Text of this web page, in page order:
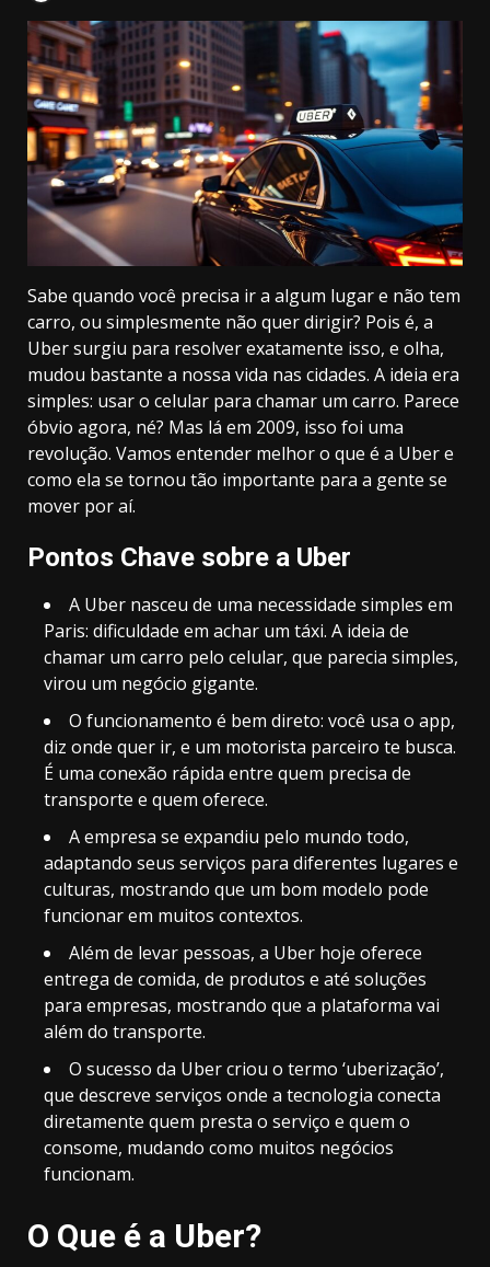
Sabe quando você precisa ir a algum lugar e não tem
carro, ou simplesmente não quer dirigir? Pois é, a
Uber surgiu para resolver exatamente isso, e olha,
mudou bastante a nossa vida nas cidades. A ideia era
simples: usar o celular para chamar um carro. Parece
óbvio agora, né? Mas lá em 2009, isso foi uma
revolução. Vamos entender melhor o que é a Uber e
como ela se tornou tão importante para a gente se
mover por aí.
Pontos Chave sobre a Uber
A Uber nasceu de uma necessidade simples em
Paris: dificuldade em achar um táxi. A ideia de
chamar um carro pelo celular, que parecia simples,
virou um negócio gigante.
O funcionamento é bem direto: você usa o app,
diz onde quer ir, e um motorista parceiro te busca.
É uma conexão rápida entre quem precisa de
transporte e quem oferece.
A empresa se expandiu pelo mundo todo,
adaptando seus serviços para diferentes lugares e
culturas, mostrando que um bom modelo pode
funcionar em muitos contextos.
Além de levar pessoas, a Uber hoje oferece
entrega de comida, de produtos e até soluções
para empresas, mostrando que a plataforma vai
além do transporte.
O sucesso da Uber criou o termo ‘uberização’,
que descreve serviços onde a tecnologia conecta
diretamente quem presta o serviço e quem o
consome, mudando como muitos negócios
funcionam.
O Que é a Uber?